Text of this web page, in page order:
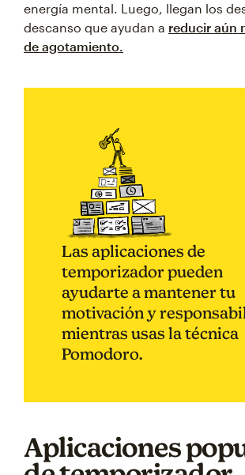
energía mental. Luego, llegan los
descanso que ayudan a reducir aún
de agotamiento.
Las aplicaciones de
temporizador pueden
ayudarte a mantener tu
motivación y
mientras usas la técnica
Pomodoro.
Aplicaciones